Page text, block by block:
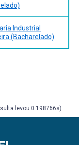
Industrial
(Bacharelado)
levou 0.198766s)